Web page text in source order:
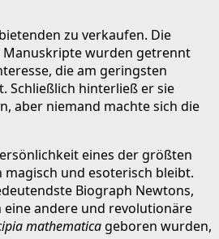
zu verkaufen. Die
Manuskripte wurden getrennt
die am geringsten
Schließlich hinterließ er sie
aber niemand machte sich die
eines der größten
und esoterisch bleibt.
Biograph Newtons,
eine andere und revolutionäre
mathematica geboren wurden,